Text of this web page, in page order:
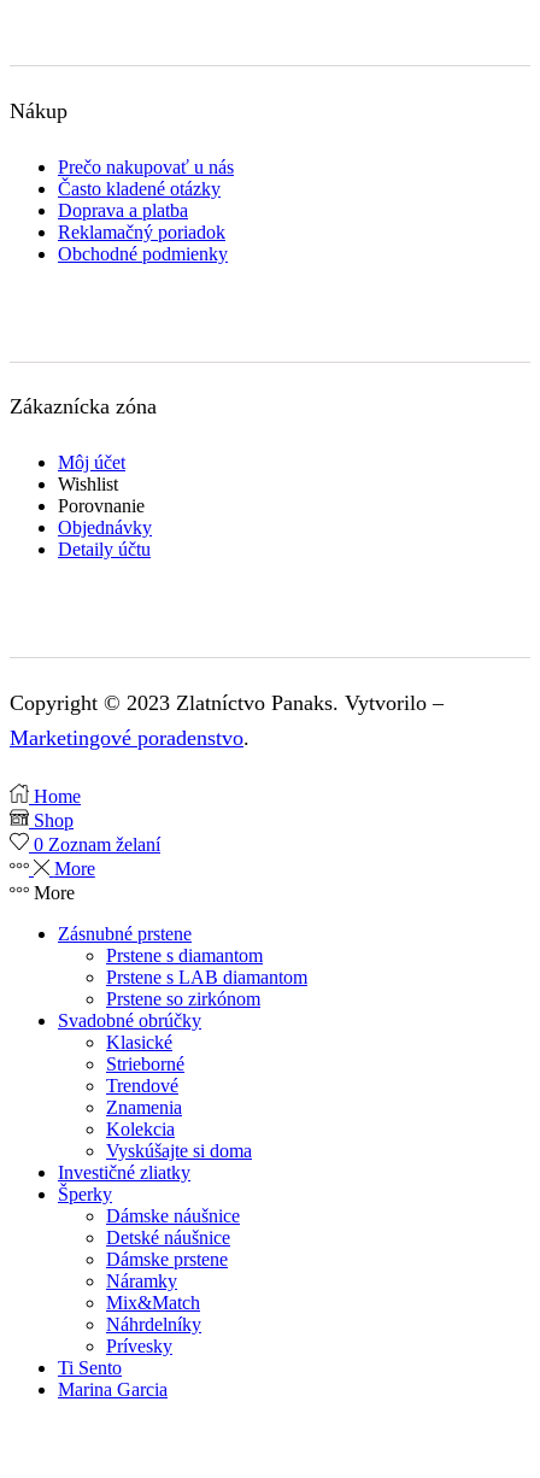
Nákup
Prečo nakupovať u nás
Často kladené otázky
Doprava a platba
Reklamačný poriadok
Obchodné podmienky
Zákaznícka zóna
Môj účet
Wishlist
Porovnanie
Objednávky
Detaily účtu
Copyright © 2023 Zlatníctvo Panaks. Vytvorilo –
Marketingové poradenstvo.
Home
Shop
0 Zoznam želaní
More
More
Zásnubné prstene
Prstene s diamantom
Prstene s LAB diamantom
Prstene so zirkónom
Svadobné obrúčky
Klasické
Strieborné
Trendové
Znamenia
Kolekcia
Vyskúšajte si doma
Investičné zliatky
Šperky
Dámske náušnice
Detské náušnice
Dámske prstene
Náramky
Mix&Match
Náhrdelníky
Prívesky
Ti Sento
Marina Garcia